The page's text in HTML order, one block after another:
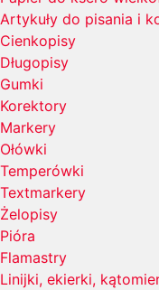
Artykuły do pisania i
Cienkopisy
Długopisy
Gumki
Korektory
Markery
Ołówki
Temperówki
Textmarkery
Żelopisy
Pióra
Flamastry
Linijki, ekierki,